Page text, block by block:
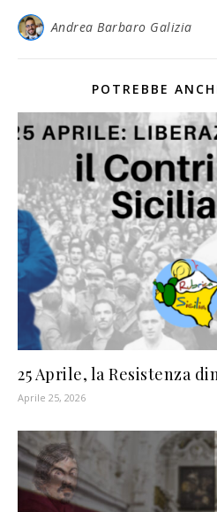
Andrea Barbaro Galizia
POTREBBE
25 Aprile, la Resistenza
Aprile 25, 2026